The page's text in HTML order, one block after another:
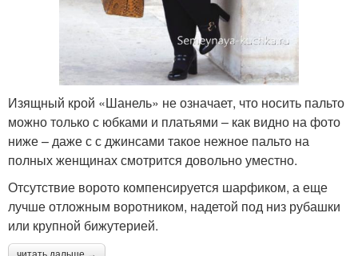
Изящный крой «Шанель» не означает, что носить пальто
можно только с юбками и платьями – как видно на фото
ниже – даже с с джинсами такое нежное пальто на
полных женщинах смотрится довольно уместно.
Отсутствие ворото компенсируется шарфиком, а еще
лучше отложным воротником, надетой под низ рубашки
или крупной бижутерией.